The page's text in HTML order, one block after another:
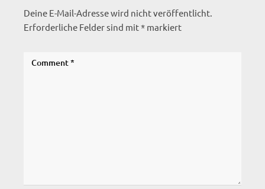
Deine E-Mail-Adresse wird nicht veröffentlicht.
Erforderliche Felder sind mit* markiert